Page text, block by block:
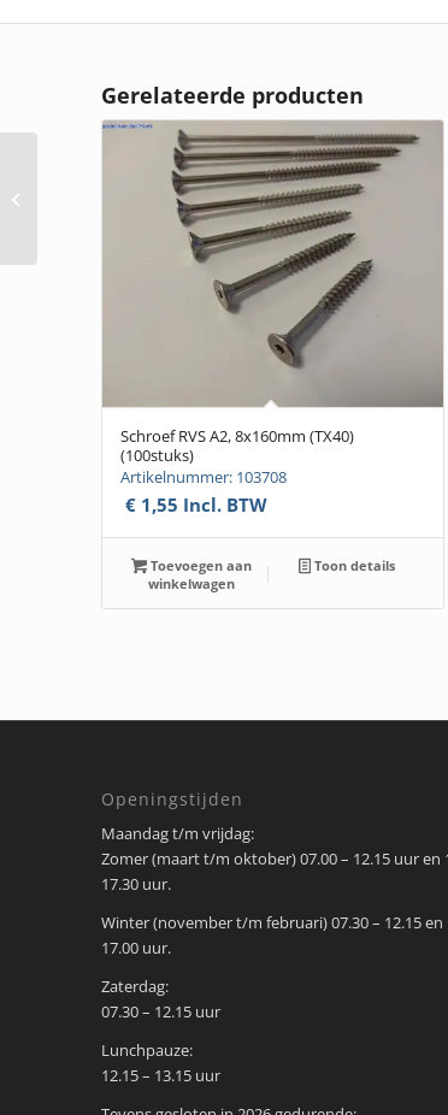
Gerelateerde producten
Schroef RVS A2, 8x160mm (TX40)
(100stuks)
Artikelnummer: 103708
€1,55 Incl. BTW
Toevoegen aan
winkelwagen
Toon details
Openingstijden
Maandag t/m vrijdag:
Zomer (maart t/m oktober) 07.00 – 12.15 uur en
17.30 uur.
Winter (november t/m februari) 07.30 – 12.15 en
17.00 uur.
Zaterdag:
07.30 – 12.15 uur
Lunchpauze:
12.15 – 13.15 uur
5x20mm (T25) (500